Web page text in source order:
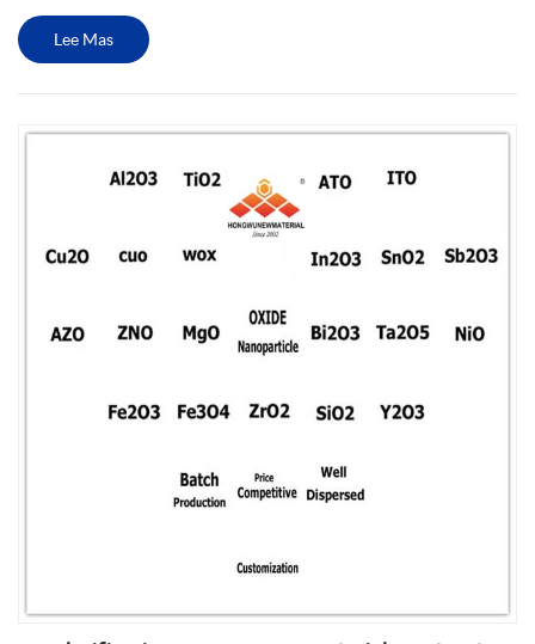
de transferencia de calor de los sistemas térmicos, mejorar su ef...
Lee Mas